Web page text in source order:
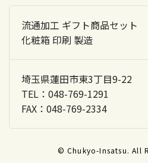
流通加工 ギフト商品セット
化粧箱 印刷 製造
埼玉県蓮田市東3丁目9-22
TEL：048-769-1291
FAX：048-769-2334
© Chukyo-Insatsu. All